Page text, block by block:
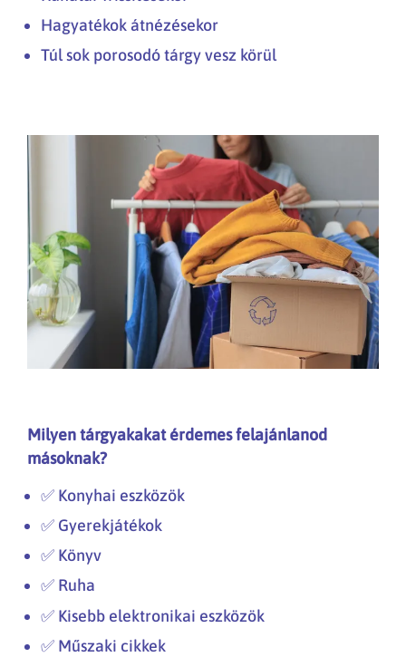
Hagyatékok átnézésekor
Túl sok porosodó tárgy vesz körül
Milyen tárgyakakat érdemes felajánlanod
másoknak?
✅ Konyhai eszközök
✅ Gyerekjátékok
✅ Könyv
✅ Ruha
✅ Kisebb elektronikai eszközök
✅ Műszaki cikkek